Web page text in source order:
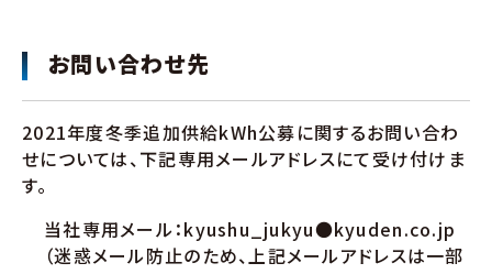
お問い合わせ先
2021年度冬季追加供給kWh公募に関するお問い合わ
せについては、下記専用メールアドレスにて受け付けま
す。
当社専用メール：kyushu_jukyu●kyuden.co.jp
（迷惑メール防止のため、上記メールアドレスは一部